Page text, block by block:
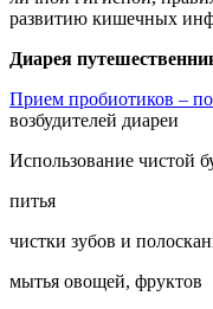
развитию кишечных
Диарея
Прием пробиотиков –
возбудителей диареи
Использование чистой
питья
чистки зубов и
мытья овощей, фруктов